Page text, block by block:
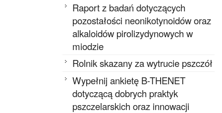
Raport z badań dotyczących
pozostałości neonikotynoidów oraz
alkaloidów pirolizydynowych w
miodzie
Rolnik skazany za wytrucie pszczół
Wypełnij ankietę B-THENET
dotyczącą dobrych praktyk
pszczelarskich oraz innowacji